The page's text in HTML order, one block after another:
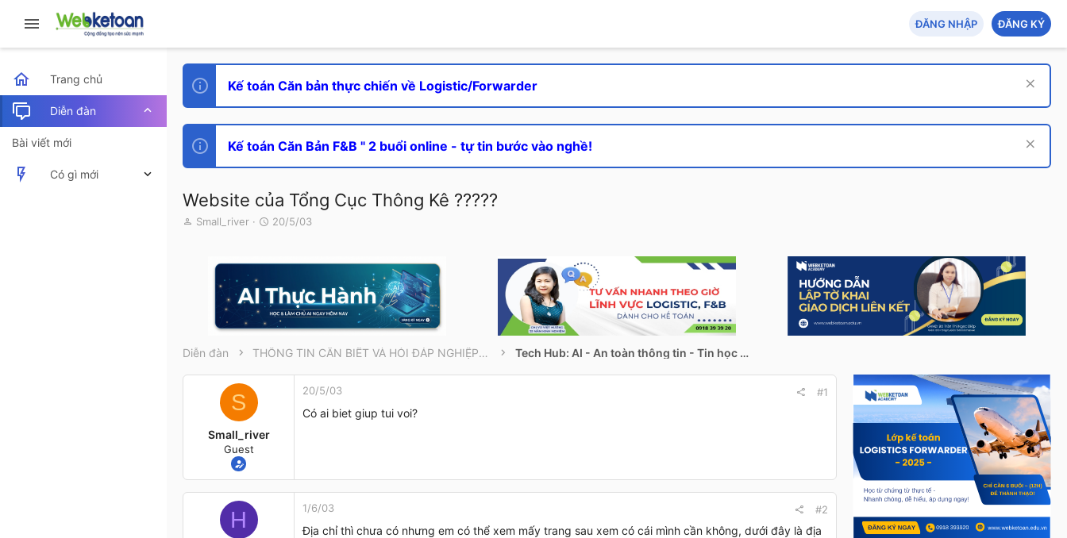
ĐĂNG NHẬP ĐĂNG KÝ
Trang chủ
Diễn đàn
Bài viết mới
Có gì mới
Kế toán Căn bản thực chiến về Logistic/Forwarder
Kế toán Căn Bản F&B " 2 buổi online - tự tin bước vào nghề!
Website của Tổng Cục Thông Kê ?????
T
r
e
Small_river
N
y
ử
i
20/5/03
Diễn đàn THÔNG TIN CẦN BIẾT VÀ HỎI ĐÁP NGHIỆP VỤ Tech Hub: AI - An toàn thông tin - Tin học quản lý
S
Small_river
Guest
20/5/03 #1
Có ai biet giup tui voi?
H 1/6/03 #2
Địa chỉ thì chưa có nhưng em có thể xem mấy trang sau xem có cái mình cần không, dưới đây là địa